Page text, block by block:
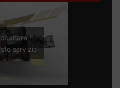
i
servizio